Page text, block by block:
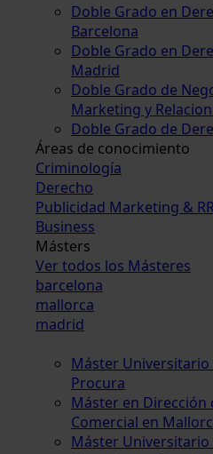
Doble Grado en
Barcelona
Doble Grado en
Madrid
Doble Grado de
Marketing y
Doble Grado de
Áreas de conocimiento
Criminología
Derecho
Publicidad Marketing &
Business
Másters
Ver todos los Másteres
barcelona
mallorca
madrid
Máster Universitario
Procura
Máster en Dirección
Comercial en
Máster